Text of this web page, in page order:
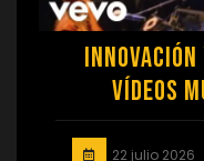
Vídeos
22 julio 2026